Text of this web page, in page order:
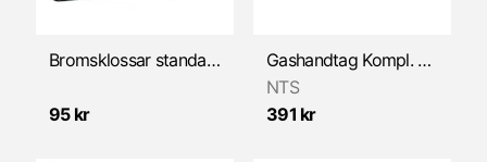
Bromsklossar standard (57,0 x 31,4 x 5,5mm)
95 kr
Gashandtag Kompl. NTS-268A.10 Svart
NTS
391 kr